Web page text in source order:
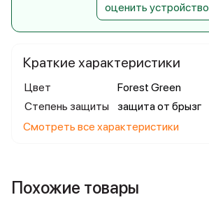
Краткие характеристики
Цвет
Forest Green
Степень защиты
защита от брызг
Смотреть все характеристики
оценить устройство
Похожие товары